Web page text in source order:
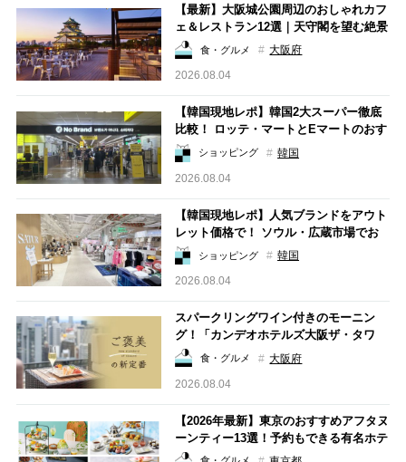
【最新】大阪城公園周辺のおしゃれカフ
ェ＆レストラン12選｜天守閣を望む絶景
レストランから、モーニングの人気店、
こだわりスイーツが楽しめるカフェま
で！
食・グルメ
大阪府
2026.08.04
【韓国現地レポ】韓国2大スーパー徹底
比較！ ロッテ・マートとEマートのおす
すめみやげ
ショッピング
韓国
2026.08.04
【韓国現地レポ】人気ブランドをアウト
レット価格で！ ソウル・広蔵市場でお
得にショッピング￤Matin KimやSATUR
が〇％オフ⁉
ショッピング
韓国
2026.08.04
スパークリングワイン付きのモーニン
グ！「カンデオホテルズ大阪ザ・タワ
ー」内の絶景カフェへ【ご褒美の新定
番】
食・グルメ
大阪府
2026.08.04
【2026年最新】東京のおすすめアフタヌ
ーンティー13選！予約もできる有名ホテ
ルや人気カフェをご紹介